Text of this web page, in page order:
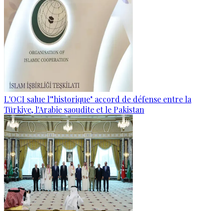
L'OCI salue l'"historique" accord de défense entre la
Türkiye, l'Arabie saoudite et le Pakistan